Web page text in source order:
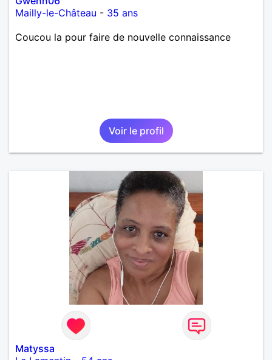
Mailly-le-Château - 35 ans
Coucou la pour faire de nouvelle connaissance
Voir le profil
Matyssa